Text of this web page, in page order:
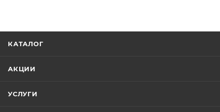
Цвет подбирается с помощью MOBIHEL веера
КАТАЛОГ
АКЦИИ
УСЛУГИ